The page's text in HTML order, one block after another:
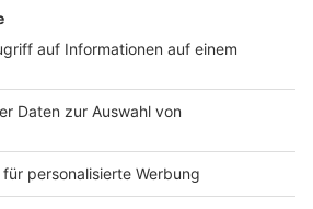
um den YouTube
einen Service eines
um Videoinhalte